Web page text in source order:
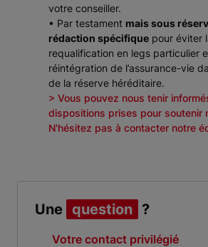
votre conseiller.
• Par testament mais sous
rédaction spécifique pour éviter
requalification en legs particulier
réintégration de l’assurance-vie
de la réserve héréditaire.
> Vous pouvez nous tenir
dispositions prises pour soutenir
N'hésitez pas à contacter notre
Une question ?
Votre contact privilégié